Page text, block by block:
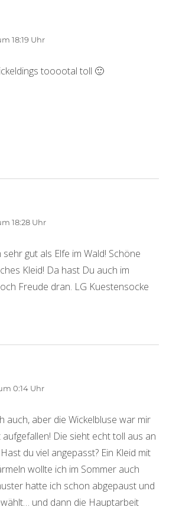
18:19 Uhr
tooootal toll 🙂
18:28 Uhr
gut als Elfe im Wald! Schöne
Kleid! Da hast Du auch im
Freude dran. LG Kuestensocke
0:14 Uhr
auch, aber die Wickelbluse war mir
Die sieht echt toll aus an
du viel angepasst? Ein Kleid mit
wollte ich im Sommer auch
hatte ich schon abgepaust und
und dann die Hauptarbeit